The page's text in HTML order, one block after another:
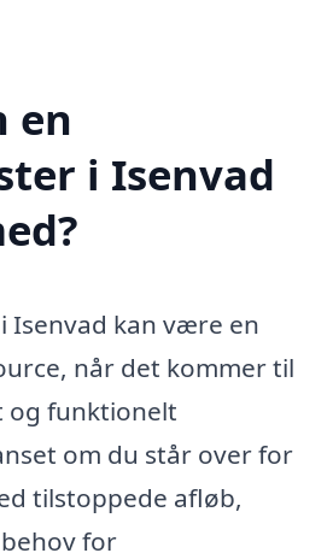
en
i Isenvad
Isenvad kan være en
når det kommer til
og funktionelt
om du står over for
tilstoppede afløb,
for